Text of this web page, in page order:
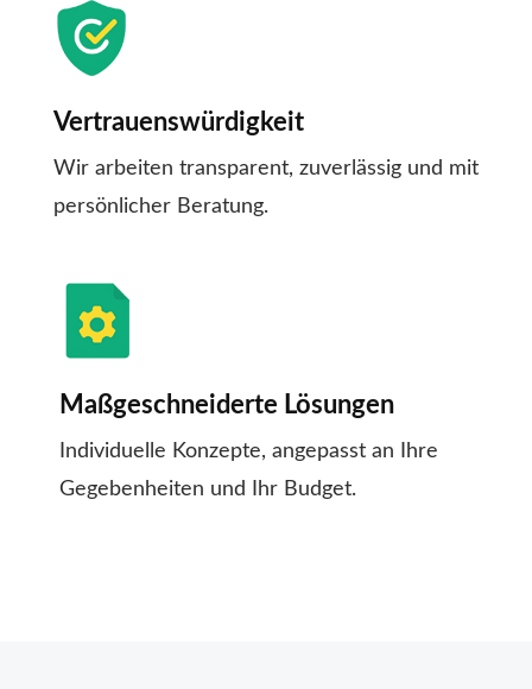
Vertrauenswürdigkeit
Wir arbeiten transparent, zuverlässig und mit
persönlicher Beratung.
Maßgeschneiderte Lösungen
Individuelle Konzepte, angepasst an Ihre
Gegebenheiten und Ihr Budget.